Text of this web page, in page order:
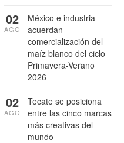
México e industria
acuerdan
comercialización del
maíz blanco del ciclo
Primavera-Verano
2026
02
AGO
Tecate se posiciona
entre las cinco marcas
más creativas del
mundo
02
AGO